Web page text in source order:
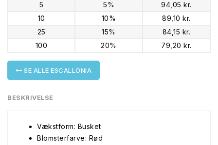
5
5%
94,05 kr.
10
10%
89,10 kr.
25
15%
84,15 kr.
100
20% 79,20 kr.
SE ALLE ESCALLONIA
BESKRIVELSE
Vækstform: Busket
Blomsterfarve: Rød